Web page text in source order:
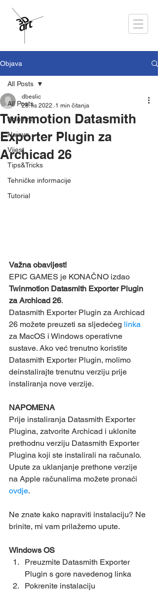
Objava
All Posts
Kolumna
Najava
Vijest
Tips&Tricks
Tehničke informacije
Tutorial
All Posts
Twinmotion Datasmith
Exporter Plugin za
Archicad 26
dbeslic
28. lis 2022. 1 min čitanja
Važna obavijest!
EPIC GAMES je KONAČNO izdao
Twinmotion Datasmith Exporter Plugin
za Archicad 26.
Datasmith Exporter Plugin za Archicad
26 možete preuzeti sa sljedećeg linka
za MacOS i Windows operativne
sustave. Ako već trenutno koristite
Datasmith Exporter Plugin, molimo
deinstalirajte trenutnu verziju prije
instaliranja nove verzije.
NAPOMENA
Prije instaliranja Datasmith Exporter
Plugina, zatvorite Archicad i uklonite
prethodnu verziju Datasmith Exporter
Plugina koji ste instalirali na računalo.
Upute za uklanjanje prethone verzije
na Apple računalima možete pronaći
ovdje.
Ne znate kako napraviti instalaciju? Ne
brinite, mi vam prilažemo upute.
Windows OS
Preuzmite Datasmith Exporter
Plugin s gore navedenog linka
Pokrenite instalaciju